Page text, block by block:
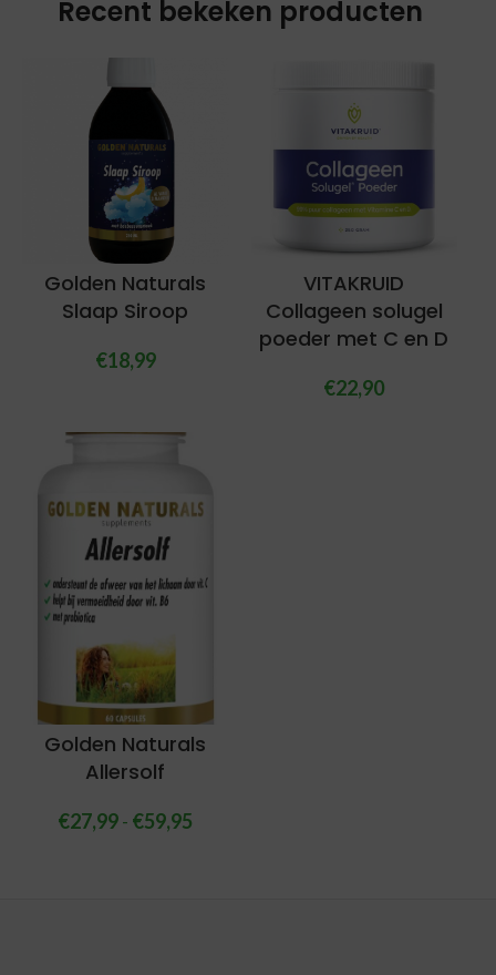
Recent bekeken producten
Golden Naturals
Slaap Siroop
€18,99
VITAKRUID
Collageen solugel
poeder met C en D
€22,90
Golden Naturals
Allersolf
€27,99- €59,95